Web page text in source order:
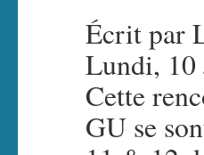
Écrit par
Lundi, 10
Cette
GU se